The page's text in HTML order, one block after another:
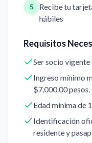
5
Recibe tu
hábiles
Requisitos
Ser socio
Ingreso mínimo
$7,000.00 pesos.
Edad mínima de
Identificación
residente y